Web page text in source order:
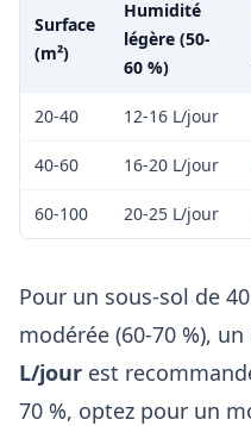
Surface
(m²)
Humidité
légère (50-
60 %)
20-40 12-16 L/jour
40-60 16-20 L/jour
60-100 20-25 L/jour
Pour un sous-sol de
modérée (60-70 %),
L/jour est
70 %, optez pour un